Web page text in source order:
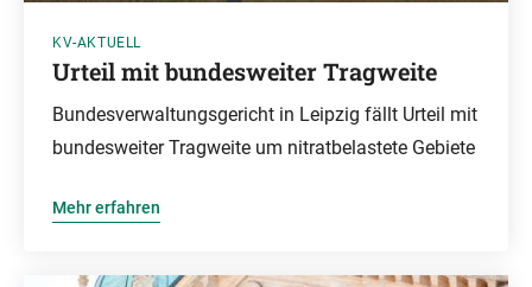
KV-AKTUELL
Urteil mit bundesweiter Tragweite
Bundesverwaltungsgericht in Leipzig fällt Urteil mit
bundesweiter Tragweite um nitratbelastete Gebiete
Mehr erfahren